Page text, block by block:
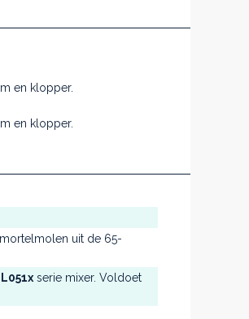
en klopper.
en klopper.
uit de 65-
serie mixer. Voldoet